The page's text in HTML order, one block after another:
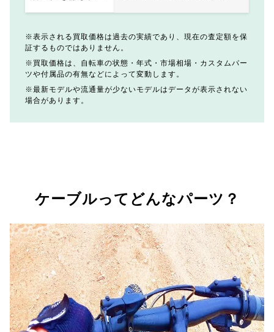
表示される買取価格は過去の実績であり、現在の査定額を保
証するものではありません。
買取価格は、自転車の状態・年式・市場相場・カスタムパー
ツや付属品の有無などによって変動します。
最新モデルや流通量が少ないモデルはデータが表示されない
場合があります。
ケーブルってどんなパーツ？